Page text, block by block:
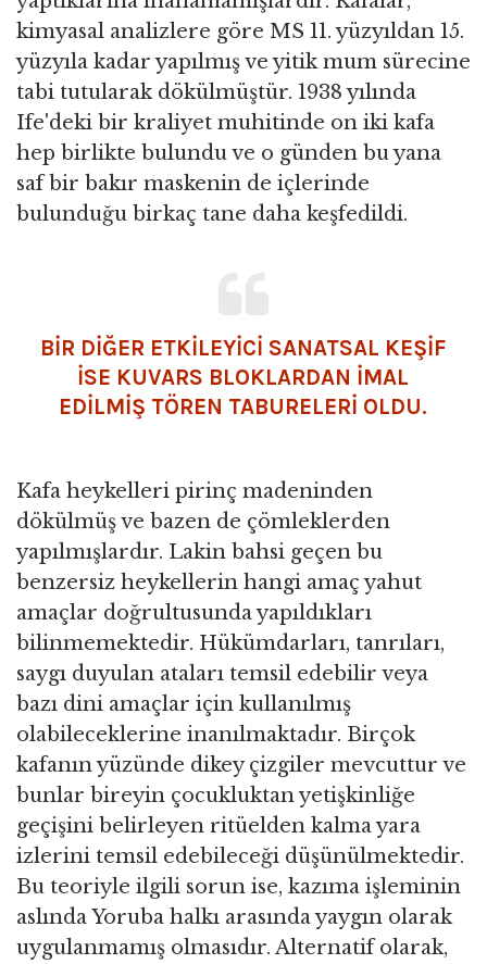
kimyasal analizlere göre MS 11. yüzyıldan 15.
yüzyıla kadar yapılmış ve yitik mum sürecine
tabi tutularak dökülmüştür. 1938 yılında
Ife'deki bir kraliyet muhitinde on iki kafa
hep birlikte bulundu ve o günden bu yana
saf bir bakır maskenin de içlerinde
bulunduğu birkaç tane daha keşfedildi.
BİR DİĞER ETKİLEYİCİ SANATSAL KEŞİF
İSE KUVARS BLOKLARDAN İMAL
EDİLMİŞ TÖREN TABURELERİ OLDU.
Kafa heykelleri pirinç madeninden
dökülmüş ve bazen de çömleklerden
yapılmışlardır. Lakin bahsi geçen bu
benzersiz heykellerin hangi amaç yahut
amaçlar doğrultusunda yapıldıkları
bilinmemektedir. Hükümdarları, tanrıları,
saygı duyulan ataları temsil edebilir veya
bazı dini amaçlar için kullanılmış
olabileceklerine inanılmaktadır. Birçok
kafanın yüzünde dikey çizgiler mevcuttur ve
bunlar bireyin çocukluktan yetişkinliğe
geçişini belirleyen ritüelden kalma yara
izlerini temsil edebileceği düşünülmektedir.
Bu teoriyle ilgili sorun ise, kazıma işleminin
aslında Yoruba halkı arasında yaygın olarak
uygulanmamış olmasıdır. Alternatif olarak,